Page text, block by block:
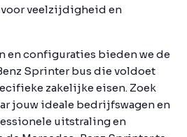
veelzijdigheid en
en configuraties bieden we de
Sprinter bus die voldoet
zakelijke eisen. Zoek
jouw ideale bedrijfswagen en
uitstraling en